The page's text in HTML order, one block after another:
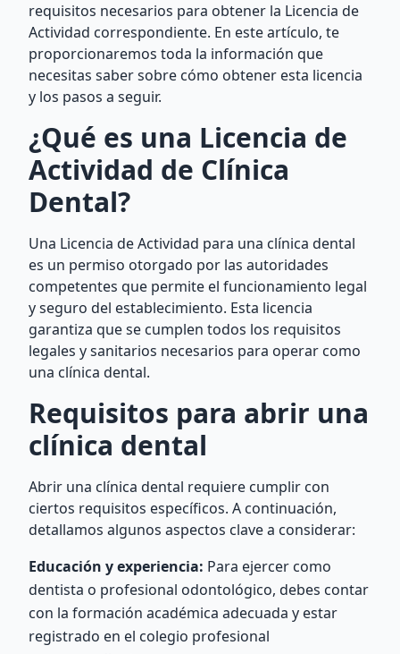
requisitos necesarios para obtener la Licencia de
Actividad correspondiente. En este artículo, te
proporcionaremos toda la información que
necesitas saber sobre cómo obtener esta licencia
y los pasos a seguir.
¿Qué es una Licencia de
Actividad de Clínica
Dental?
Una Licencia de Actividad para una clínica dental
es un permiso otorgado por las autoridades
competentes que permite el funcionamiento legal
y seguro del establecimiento. Esta licencia
garantiza que se cumplen todos los requisitos
legales y sanitarios necesarios para operar como
una clínica dental.
Requisitos para abrir una
clínica dental
Abrir una clínica dental requiere cumplir con
ciertos requisitos específicos. A continuación,
detallamos algunos aspectos clave a considerar:
Educación y experiencia: Para ejercer como
dentista o profesional odontológico, debes contar
con la formación académica adecuada y estar
registrado en el colegio profesional